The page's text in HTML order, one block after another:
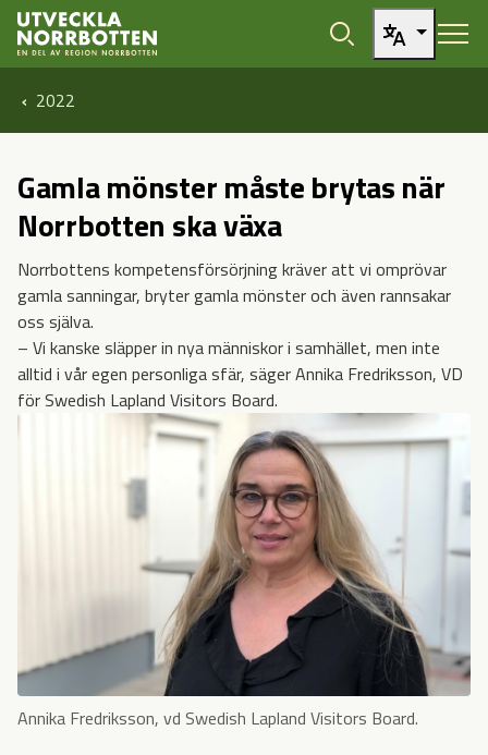
Öppna sidans huvudnavigering
Hoppa till sidans innehåll
2022
Gamla mönster måste brytas när
Norrbotten ska växa
Norrbottens kompetensförsörjning kräver att vi omprövar
gamla sanningar, bryter gamla mönster och även rannsakar
oss själva.
– Vi kanske släpper in nya människor i samhället, men inte
alltid i vår egen personliga sfär, säger Annika Fredriksson, VD
för Swedish Lapland Visitors Board.
Annika Fredriksson, vd Swedish Lapland Visitors Board.